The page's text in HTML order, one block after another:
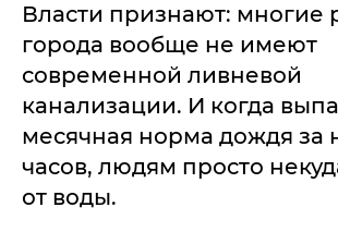
Власти признают: многие
города вообще не имеют
современной ливневой
канализации. И когда
месячная норма дождя за
часов, людям просто
от воды.